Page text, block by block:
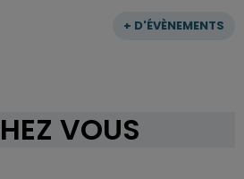
+ D'ÉVÈNEMENTS
VOUS